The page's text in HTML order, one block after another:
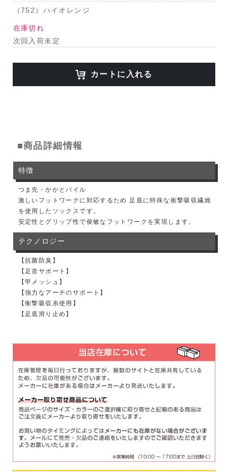
（752）ハイオレンジ
在庫切れ
次回入荷未定
カートに入れる
■商品詳細情報
特徴
つま先・かかとバイル
激しいフットワークに対応するため 足底に特殊な衝撃吸収繊維
を使用したソックスです。
安定性とグリップ性で俊敏なフットワークを実現します。
テクノロジー
【抗菌防臭】
【足首サポート】
【甲メッシュ】
【強力なアーチのサポート】
【衝撃吸収糸使用】
【足底滑り止め】